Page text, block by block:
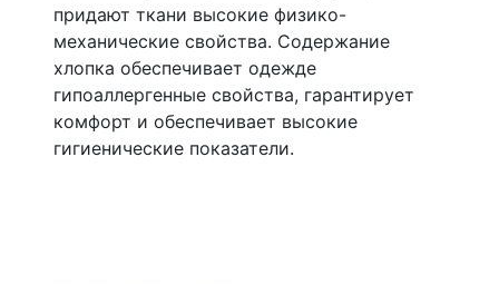
придают ткани высокие физико-
механические свойства. Содержание
хлопка обеспечивает одежде
гипоаллергенные свойства, гарантирует
комфорт и обеспечивает высокие
гигиенические показатели.